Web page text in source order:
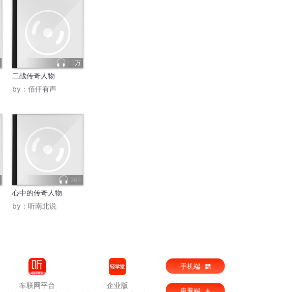
1.3万
二战传奇人物
by： 佰仟有声
268
心中的传奇人物
by： 听南北说
车联网平台
企业版
手机端